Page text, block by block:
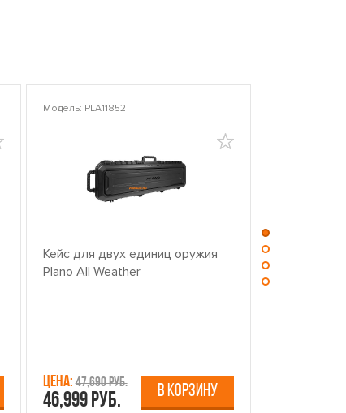
Модель: PLA11852
Кейс для двух единиц оружия
Plano All Weather
Цена:47,690 руб.
46,999 руб. В КОРЗИНУ